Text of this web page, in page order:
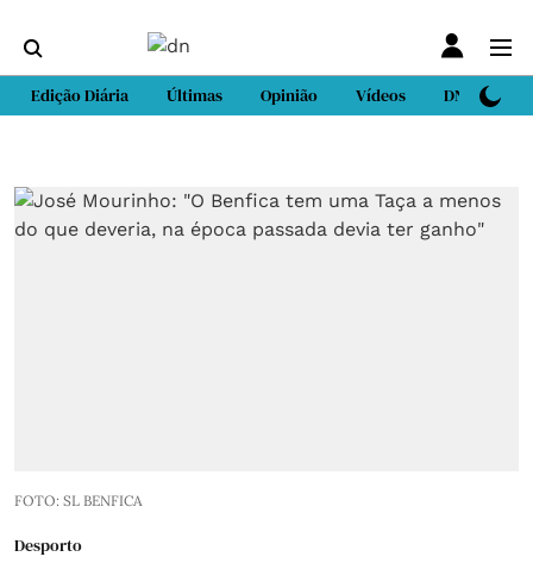
Edição Diária Últimas Opinião Vídeos DN Sport
FOTO: SL BENFICA
Desporto